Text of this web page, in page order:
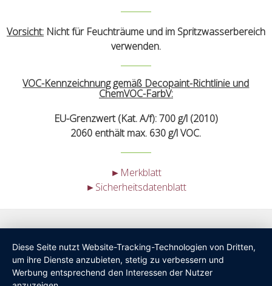
Vorsicht:Nicht für Feuchträume und im Spritzwasserbereich
verwenden.
VOC-Kennzeichnung gemäß Decopaint-Richtlinie und
ChemVOC-FarbV:
EU-Grenzwert (Kat. A/f): 700 g/l (2010)
2060 enthält max. 630 g/l VOC.
►Merkblatt
►Sicherheitsdatenblatt
Diese Seite nutzt Website-Tracking-Technologien von Dritten,
um ihre Dienste anzubieten, stetig zu verbessern und
Werbung entsprechend den Interessen der Nutzer